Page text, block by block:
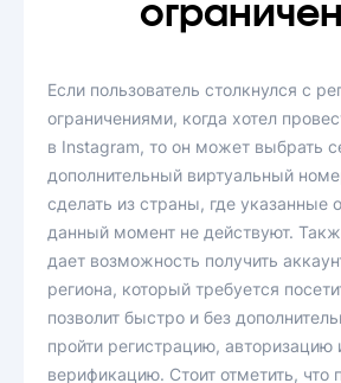
Если пользователь столкнулся с
ограничениями, когда хотел
в Instagram, то он может выбрать
дополнительный виртуальный
сделать из страны, где указанные
данный момент не действуют.
дает возможность получить
региона, который требуется
позволит быстро и без
пройти регистрацию, авторизацию
верификацию. Стоит отметить,